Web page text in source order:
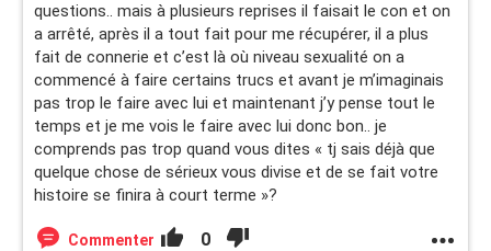
questions.. mais à plusieurs reprises il faisait le con et on
a arrêté, après il a tout fait pour me récupérer, il a plus
fait de connerie et c’est là où niveau sexualité on a
commencé à faire certains trucs et avant je m’imaginais
pas trop le faire avec lui et maintenant j’y pense tout le
temps et je me vois le faire avec lui donc bon.. je
comprends pas trop quand vous dites « tj sais déjà que
quelque chose de sérieux vous divise et de se fait votre
histoire se finira à court terme »?
Commenter 0